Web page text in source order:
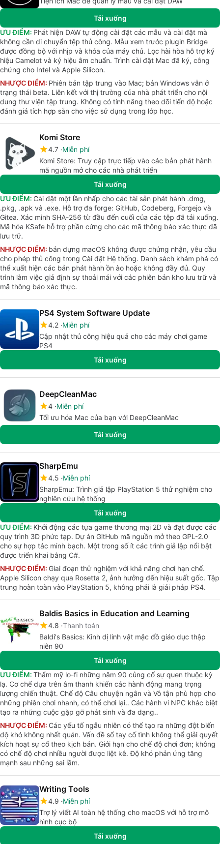
Tải xuống
ƯU ĐIỂM: Phát hiện DAW tự động cài đặt các mẫu và cài đặt mà
không cần di chuyển tệp thủ công. Mẫu xem trước plugin Bridge
được đồng bộ với nhịp và khóa của máy chủ. Lọc hài hòa hỗ trợ ký
hiệu Camelot và ký hiệu âm chuẩn. Trình cài đặt Mac đã ký, công
chứng cho Intel và Apple Silicon.
NHƯỢC ĐIỂM: Phiên bản tập trung vào Mac; bản Windows vẫn ở
trạng thái beta. Liên kết với thị trường của nhà phát triển cho nội
dung thư viện tập trung. Không có tính năng theo dõi tiến độ hoặc
đánh giá tích hợp sẵn cho việc sử dụng trong lớp học.
Komi Store
4.7 Miễn phí
Komi Store: Truy cập trực tiếp vào các bản phát hành
mã nguồn mở cho các nhà phát triển
Tải xuống
ƯU ĐIỂM: Cài đặt một lần nhấp cho các tài sản phát hành .dmg,
.pkg, .apk và .exe. Hỗ trợ đa forge: GitHub, Codeberg, Forgejo và
Gitea. Xác minh SHA-256 từ đầu đến cuối của các tệp đã tải xuống.
Mã hóa KSafe hỗ trợ phần cứng cho các mã thông báo xác thực đã
lưu trữ.
NHƯỢC ĐIỂM: bản dựng macOS không được chứng nhận, yêu cầu
cho phép thủ công trong Cài đặt Hệ thống. Danh sách khám phá có
thể xuất hiện các bản phát hành ồn ào hoặc không đầy đủ. Quy
trình làm việc giả định sự thoải mái với các phiên bản kho lưu trữ và
mã thông báo xác thực.
PS4 System Software Update
4.2 Miễn phí
Cập nhật thủ công hiệu quả cho các máy chơi game
PS4
Tải xuống
DeepCleanMac
4 Miễn phí
Tối ưu hóa Mac của bạn với DeepCleanMac
Tải xuống
SharpEmu
4.5 Miễn phí
SharpEmu: Trình giả lập PlayStation 5 thử nghiệm cho
nghiên cứu hệ thống
Tải xuống
ƯU ĐIỂM: Khởi động các tựa game thương mại 2D và đạt được các
quy trình 3D phức tạp. Dự án GitHub mã nguồn mở theo GPL-2.0
cho sự hợp tác minh bạch. Một trong số ít các trình giả lập nổi bật
được triển khai bằng C#.
NHƯỢC ĐIỂM: Giai đoạn thử nghiệm với khả năng chơi hạn chế.
Apple Silicon chạy qua Rosetta 2, ảnh hưởng đến hiệu suất gốc. Tập
trung hoàn toàn vào PlayStation 5, không phải là giải pháp PS4.
Baldis Basics in Education and Learning
4.8 Thanh toán
Baldi's Basics: Kinh dị linh vật mặc đồ giáo dục thập
niên 90
Tải xuống
ƯU ĐIỂM: Thẩm mỹ lo-fi những năm 90 củng cố sự quen thuộc kỳ
lạ. Cơ chế dựa trên âm thanh khiến các hành động mang trọng
lượng chiến thuật. Chế độ Câu chuyện ngắn và Vô tận phù hợp cho
những phiên chơi nhanh, có thể chơi lại.. Các hành vi NPC khác biệt
tạo ra những cuộc gặp gỡ phát sinh và đa dạng..
NHƯỢC ĐIỂM: Các yếu tố ngẫu nhiên có thể tạo ra những đột biến
độ khó không nhất quán. Vấn đề sổ tay cố tình không thể giải quyết
kích hoạt sự cố theo kịch bản. Giới hạn cho chế độ chơi đơn; không
có chế độ chơi nhiều người được liệt kê. Độ khó phản ứng tăng
mạnh sau những sai lầm.
Writing Tools
4.9 Miễn phí
Trợ lý viết AI toàn hệ thống cho macOS với hỗ trợ mô
hình cục bộ
Tải xuống